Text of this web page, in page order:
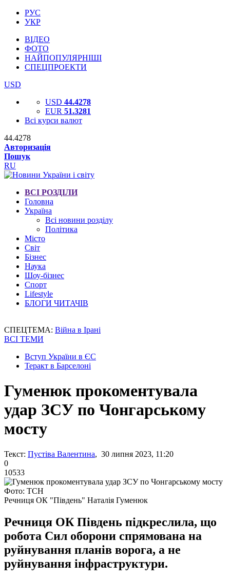
РУС
УКР
ВІДЕО
ФОТО
НАЙПОПУЛЯРНІШІ
СПЕЦПРОЕКТИ
USD
USD 44.4278
EUR 51.3281
Всі курси валют
44.4278
Авторизація
Пошук
RU
ВСІ РОЗДІЛИ
Головна
Україна
Всі новини розділу
Політика
Місто
Світ
Бізнес
Наука
Шоу-бізнес
Спорт
Lifestyle
БЛОГИ ЧИТАЧІВ
СПЕЦТЕМА: Війна в Ірані
ВСІ ТЕМИ
Вступ України в ЄС
Теракт в Барселоні
Гуменюк прокоментувала
удар ЗСУ по Чонгарському
мосту
Текст: Пустіва Валентина, 30 липня 2023, 11:20
0
10533
Фото: ТСН
Речниця ОК "Південь" Наталія Гуменюк
Речниця ОК Південь підкреслила, що
робота Сил оборони спрямована на
руйнування планів ворога, а не
руйнування інфраструктури.